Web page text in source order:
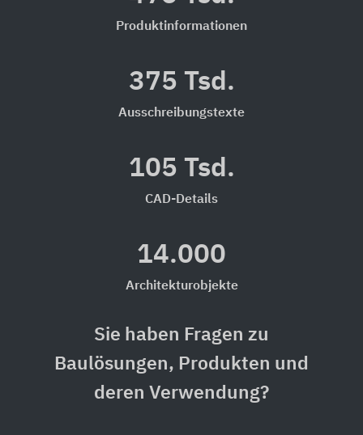
Produktinformationen
375 Tsd.
Ausschreibungstexte
105 Tsd.
CAD-Details
14.000
Architekturobjekte
Sie haben Fragen zu
Baulösungen, Produkten und
deren Verwendung?